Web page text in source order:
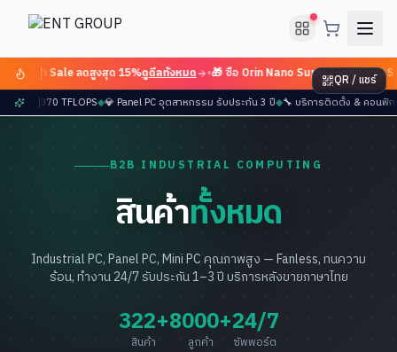
Flash Sale ลดสูงสุด 15%ดูดีลทั้งหมด •🎁 ซื้อ Orin Nano Super Devkit แถม SSD
าแล้ว — 2070 TFLOPS◆💎 Panel PC อุตสาหกรรม รับประกัน 3 ปี◆ 🔧 บริการติดตั้ง & คอ
B2B INDUSTRIAL COMPUTING
สินค้าทั้งหมด
Industrial PC, Panel PC, Mini PC คุณภาพสูง — Fanless, ทนความ
ร้อน, ทำงาน 24/7 รับประกัน 1–3 ปี บริการหลังขายภาษาไทย
322+
สินค้า
8000+
ลูกค้า
24/7
ซัพพอร์ต
QR / แชร์